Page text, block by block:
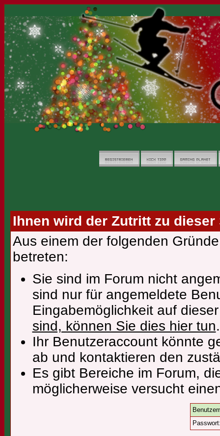
Ihnen wird der Zutritt zu dieser
Aus einem der folgenden
betreten:
Sie sind im Forum nicht
sind nur für angemeldete
Eingabemöglichkeit auf
sind, können Sie dies hier tun.
Ihr Benutzeraccount könnte
ab und kontaktieren den
Es gibt Bereiche im Forum,
möglicherweise versucht